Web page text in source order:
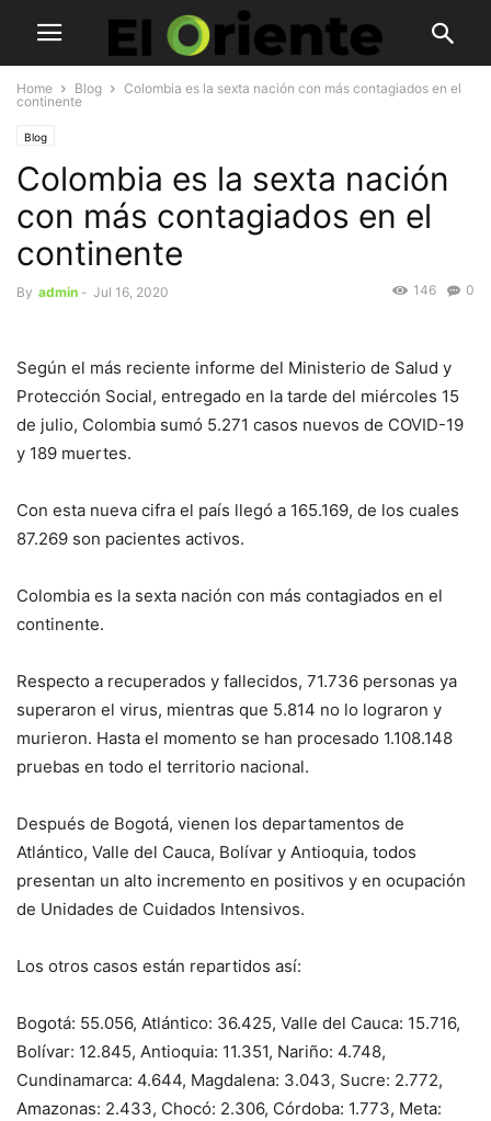
Home Blog
Colombia es la sexta nación con más contagiados en el
continente
Blog
Colombia es la sexta nación
con más contagiados en el
continente
By admin - Jul 16, 2020 0
146
Según el más reciente informe del Ministerio de Salud y
Protección Social, entregado en la tarde del miércoles 15
de julio, Colombia sumó 5.271 casos nuevos de COVID-19
y 189 muertes.
Con esta nueva cifra el país llegó a 165.169, de los cuales
87.269 son pacientes activos.
Colombia es la sexta nación con más contagiados en el
continente.
Respecto a recuperados y fallecidos, 71.736 personas ya
superaron el virus, mientras que 5.814 no lo lograron y
murieron. Hasta el momento se han procesado 1.108.148
pruebas en todo el territorio nacional.
Después de Bogotá, vienen los departamentos de
Atlántico, Valle del Cauca, Bolívar y Antioquia, todos
presentan un alto incremento en positivos y en ocupación
de Unidades de Cuidados Intensivos.
Los otros casos están repartidos así:
Bogotá: 55.056, Atlántico: 36.425, Valle del Cauca: 15.716,
Bolívar: 12.845, Antioquia: 11.351, Nariño: 4.748,
Cundinamarca: 4.644, Magdalena: 3.043, Sucre: 2.772,
Amazonas: 2.433, Chocó: 2.306, Córdoba: 1.773, Meta: